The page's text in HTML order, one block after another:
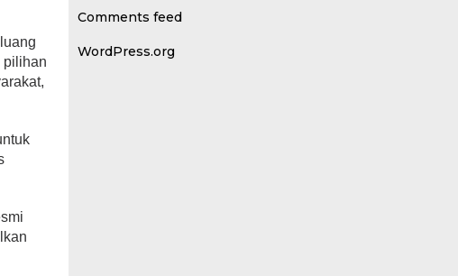
pilihan
Comments feed
WordPress.org